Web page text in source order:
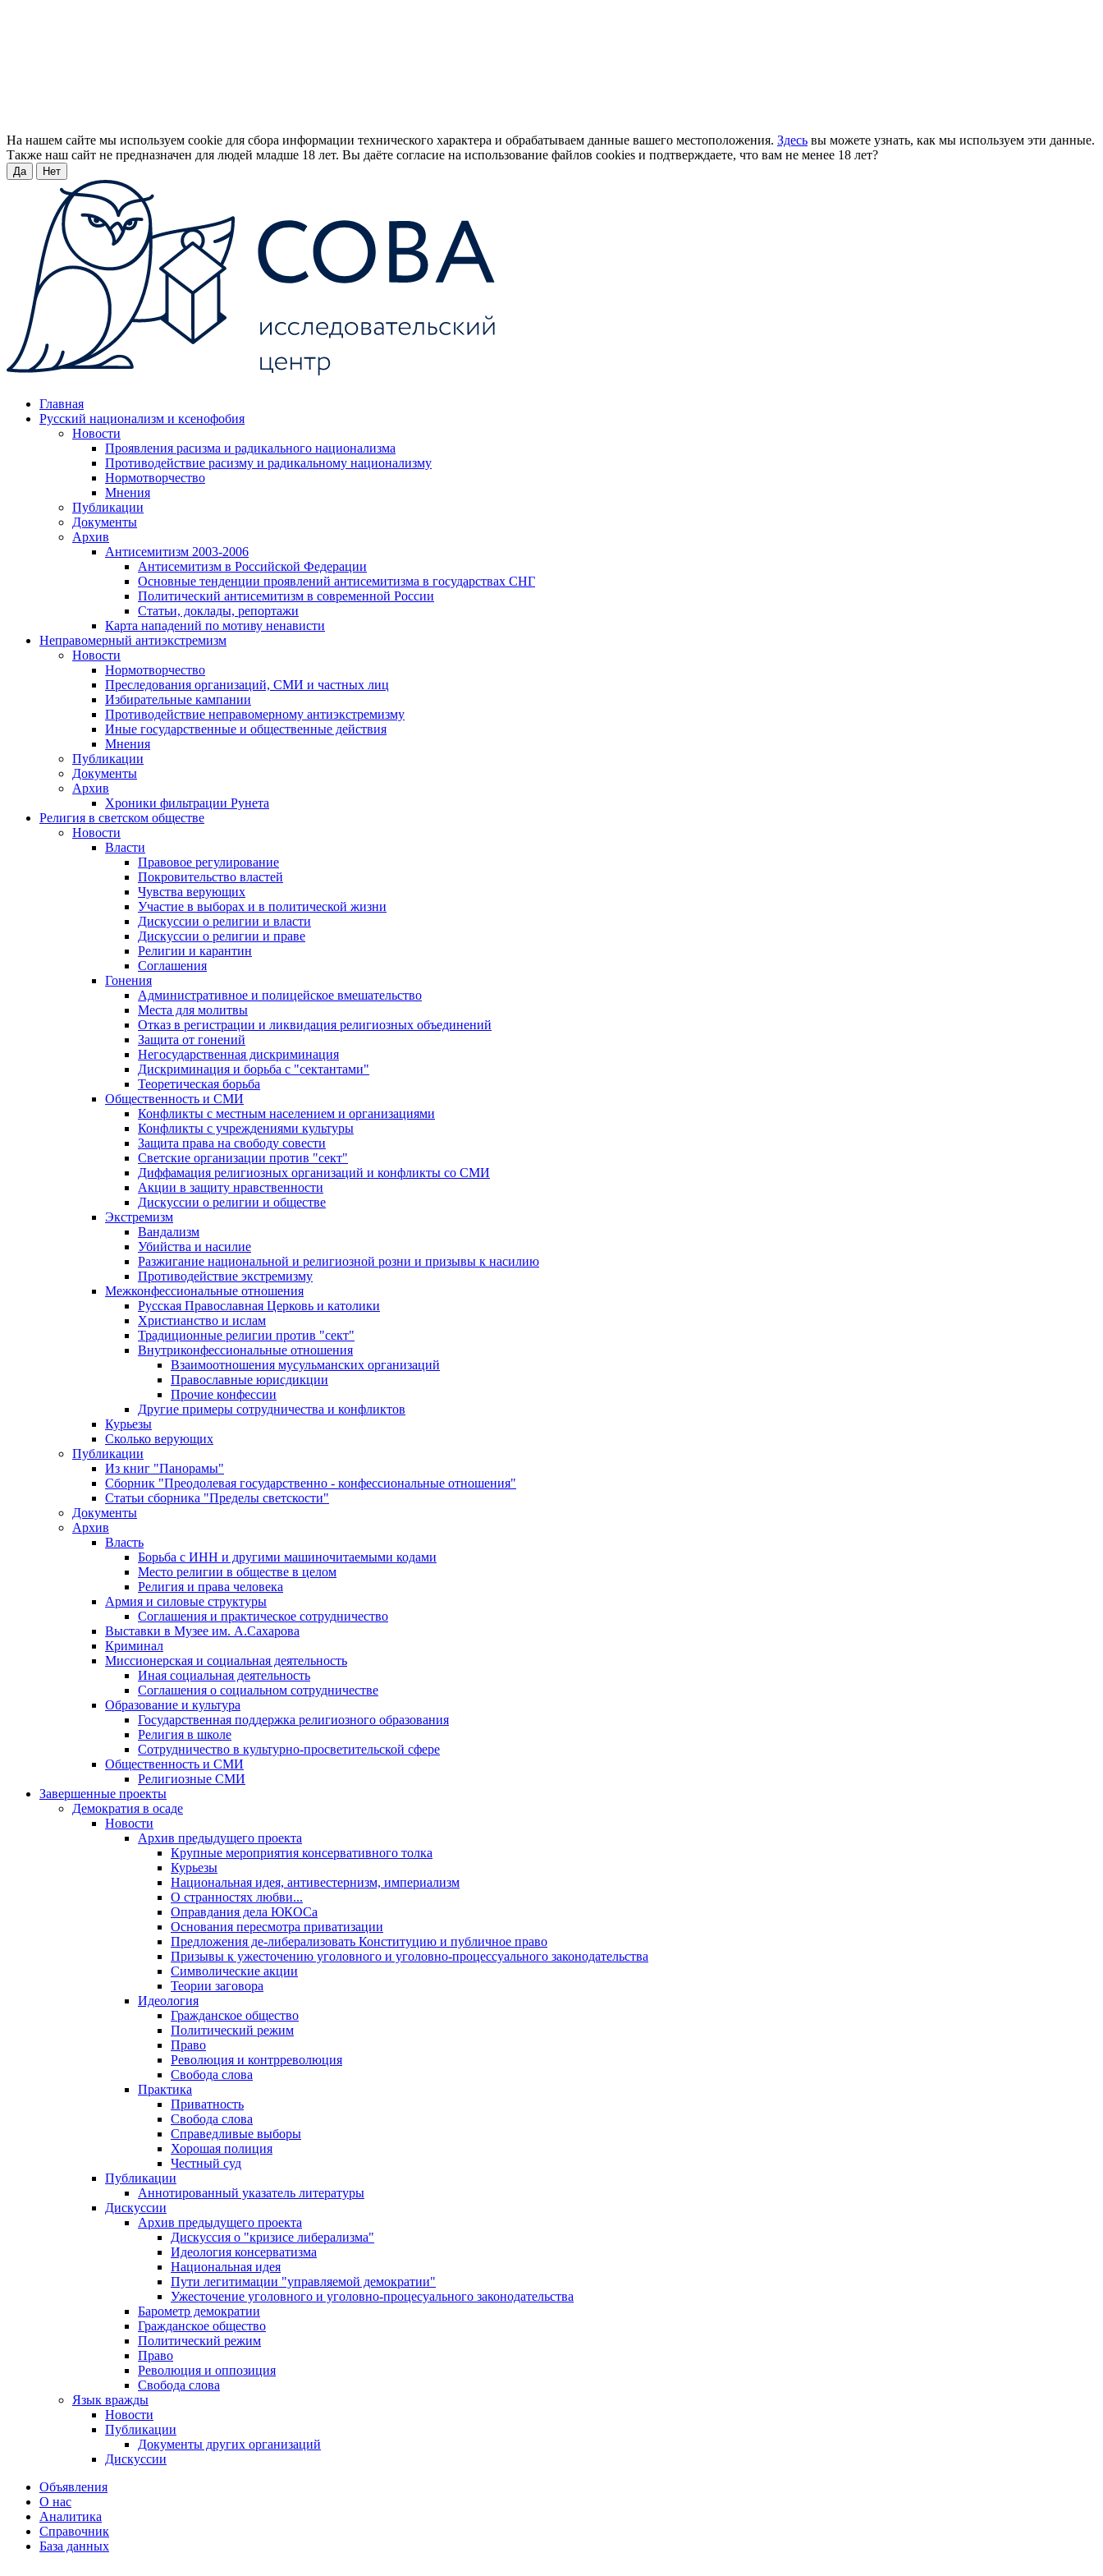
На нашем сайте мы используем cookie для сбора информации технического характера и обрабатываем данные вашего местоположения. Здесь вы можете узнать, как мы используем эти данные.
Также наш сайт не предназначен для людей младше 18 лет. Вы даёте согласие на использование файлов cookies и подтверждаете, что вам не менее 18 лет?
Да Нет
Главная
Русский национализм и ксенофобия
Новости
Проявления расизма и радикального национализма
Противодействие расизму и радикальному национализму
Нормотворчество
Мнения
Публикации
Документы
Архив
Антисемитизм 2003-2006
Антисемитизм в Российской Федерации
Основные тенденции проявлений антисемитизма в государствах СНГ
Политический антисемитизм в современной России
Статьи, доклады, репортажи
Карта нападений по мотиву ненависти
Неправомерный антиэкстремизм
Новости
Нормотворчество
Преследования организаций, СМИ и частных лиц
Избирательные кампании
Противодействие неправомерному антиэкстремизму
Иные государственные и общественные действия
Мнения
Публикации
Документы
Архив
Хроники фильтрации Рунета
Религия в светском обществе
Новости
Власти
Правовое регулирование
Покровительство властей
Чувства верующих
Участие в выборах и в политической жизни
Дискуссии о религии и власти
Дискуссии о религии и праве
Религии и карантин
Соглашения
Гонения
Административное и полицейское вмешательство
Места для молитвы
Отказ в регистрации и ликвидация религиозных объединений
Защита от гонений
Негосударственная дискриминация
Дискриминация и борьба с "сектантами"
Теоретическая борьба
Общественность и СМИ
Конфликты с местным населением и организациями
Конфликты с учреждениями культуры
Защита права на свободу совести
Светские организации против "сект"
Диффамация религиозных организаций и конфликты со СМИ
Акции в защиту нравственности
Дискуссии о религии и обществе
Экстремизм
Вандализм
Убийства и насилие
Разжигание национальной и религиозной розни и призывы к насилию
Противодействие экстремизму
Межконфессиональные отношения
Русская Православная Церковь и католики
Христианство и ислам
Традиционные религии против "сект"
Внутриконфессиональные отношения
Взаимоотношения мусульманских организаций
Православные юрисдикции
Прочие конфессии
Другие примеры сотрудничества и конфликтов
Курьезы
Сколько верующих
Публикации
Из книг "Панорамы"
Сборник "Преодолевая государственно - конфессиональные отношения"
Статьи сборника "Пределы светскости"
Документы
Архив
Власть
Борьба с ИНН и другими машиночитаемыми кодами
Место религии в обществе в целом
Религия и права человека
Армия и силовые структуры
Соглашения и практическое сотрудничество
Выставки в Музее им. А.Сахарова
Криминал
Миссионерская и социальная деятельность
Иная социальная деятельность
Соглашения о социальном сотрудничестве
Образование и культура
Государственная поддержка религиозного образования
Религия в школе
Сотрудничество в культурно-просветительской сфере
Общественность и СМИ
Религиозные СМИ
Завершенные проекты
Демократия в осаде
Новости
Архив предыдущего проекта
Крупные мероприятия консервативного толка
Курьезы
Национальная идея, антивестернизм, империализм
О странностях любви...
Оправдания дела ЮКОСа
Основания пересмотра приватизации
Предложения де-либерализовать Конституцию и публичное право
Призывы к ужесточению уголовного и уголовно-процессуального законодательства
Символические акции
Теории заговора
Идеология
Гражданское общество
Политический режим
Право
Революция и контрреволюция
Свобода слова
Практика
Приватность
Свобода слова
Справедливые выборы
Хорошая полиция
Честный суд
Публикации
Аннотированный указатель литературы
Дискуссии
Архив предыдущего проекта
Дискуссия о "кризисе либерализма"
Идеология консерватизма
Национальная идея
Пути легитимации "управляемой демократии"
Ужесточение уголовного и уголовно-процесуального законодательства
Барометр демократии
Гражданское общество
Политический режим
Право
Революция и оппозиция
Свобода слова
Язык вражды
Новости
Публикации
Документы других организаций
Дискуссии
Объявления
О нас
Аналитика
Справочник
База данных